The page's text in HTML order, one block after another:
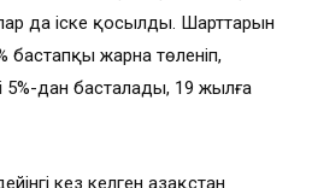
да іске қосылды. Шарттарын
бастапқы жарна төленіп,
дан басталады, 19 жылға
кез келген Қазақстан